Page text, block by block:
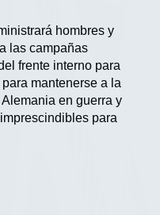
hombres y
las campañas
frente interno para
mantenerse a la
en guerra y
para